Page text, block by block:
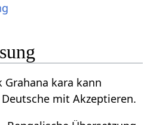
Grahana kara kann
mit Akzeptieren.